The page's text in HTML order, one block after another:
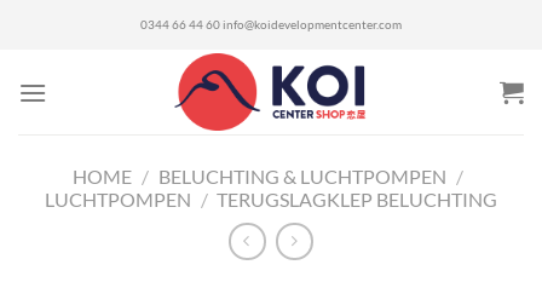
0344 66 44 60 info@koidevelopmentcenter.com
HOME / BELUCHTING & LUCHTPOMPEN /
LUCHTPOMPEN / TERUGSLAGKLEP BELUCHTING